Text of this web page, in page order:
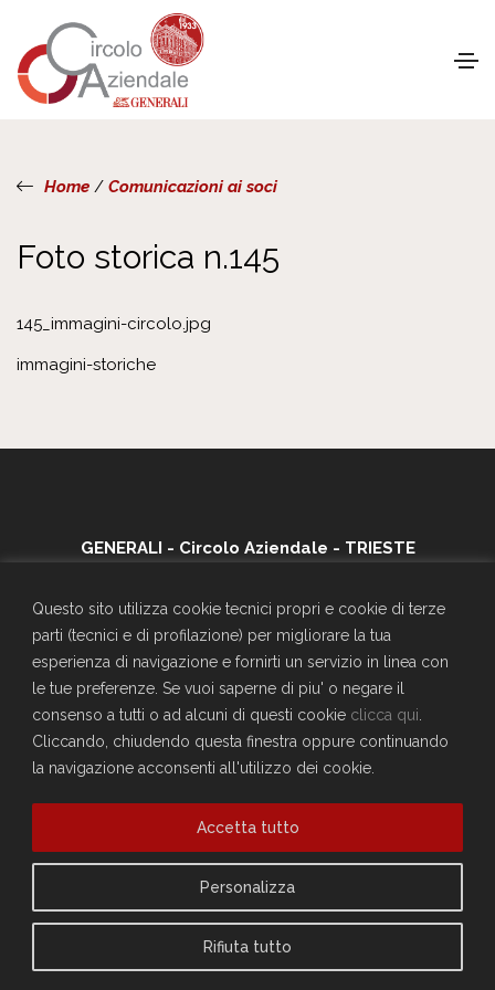
Questo sito utilizza cookie tecnici propri e cookie di terze
parti (tecnici e di profilazione) per migliorare la tua
esperienza di navigazione e fornirti un servizio in linea con
le tue preferenze. Se vuoi saperne di piu' o negare il
consenso a tutti o ad alcuni di questi cookie clicca qui
Cliccando, chiudendo questa finestra oppure continuando
la navigazione acconsenti all'utilizzo dei cookie.
Personalizza
Rifiuta tutto
Accetta tutto
Home/ Comunicazioni ai soci
Foto storica n.145
145_immagini-circolo.jpg
immagini-storiche
GENERALI - Circolo Aziendale - TRIESTE
Largo Don Bonifacio 1, 34125 Trieste
Telefono: 040671198
CF. 90025330326
craltrieste@generali.com
Vuoi diventare socio del Circolo?
Sei già socio?
Compila il form per richiedere la registrazione al sito
Accedi
Privacy Policy
Cookie Policy